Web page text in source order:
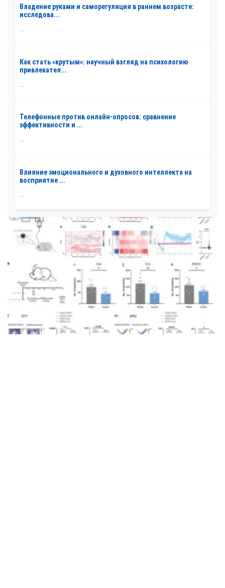
Владение руками и саморегуляция в раннем возрасте:
исследова...
...
Как стать «крутым»: научный взгляд на психологию
привлекател...
Телефонные против онлайн-опросов: сравнение
эффективности и ...
...
Влияние эмоционального и духовного интеллекта на
восприятие ...